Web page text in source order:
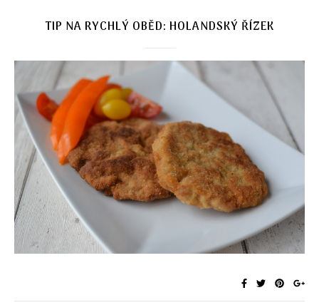
TIP NA RYCHLÝ OBĚD: HOLANDSKÝ ŘÍZEK